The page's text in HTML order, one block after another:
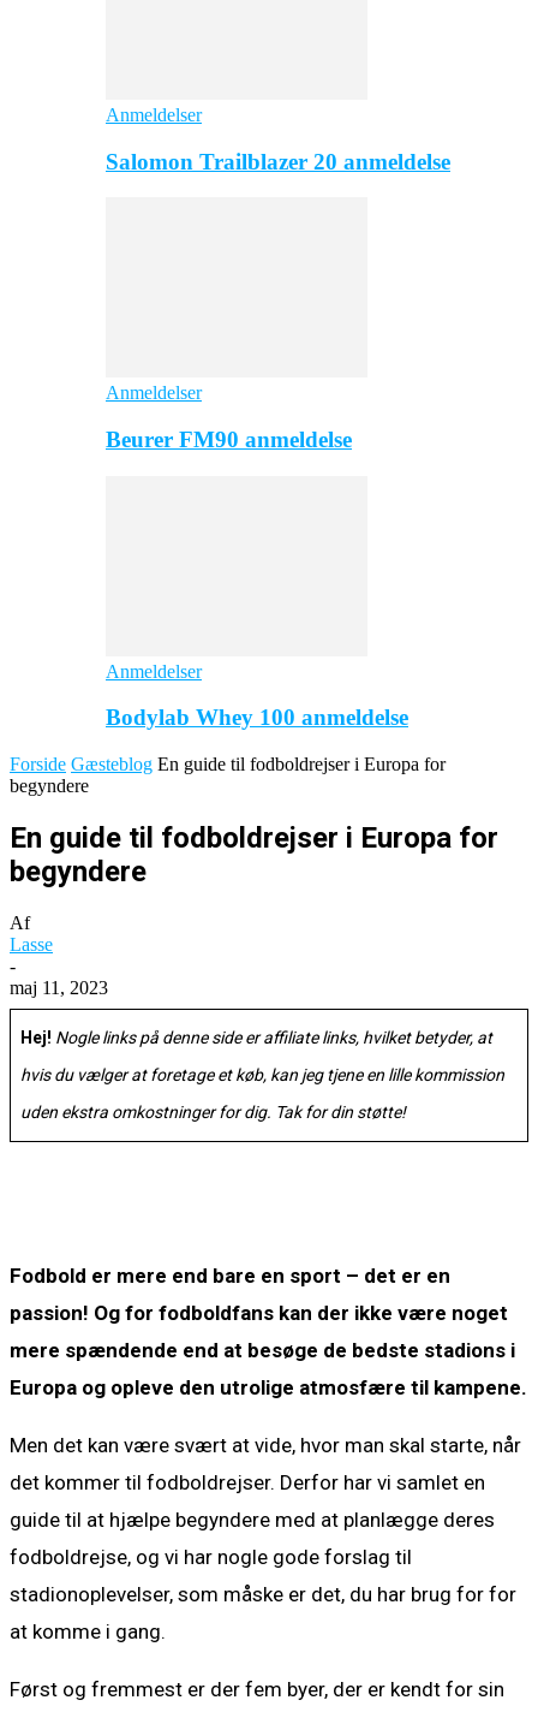
Anmeldelser
Salomon Trailblazer 20 anmeldelse
Anmeldelser
Beurer FM90 anmeldelse
Anmeldelser
Bodylab Whey 100 anmeldelse
Forside Gæsteblog En guide til fodboldrejser i Europa for
begyndere
En guide til fodboldrejser i Europa for
begyndere
Af
Lasse
-
maj 11, 2023
Hej! Nogle links på denne side er affiliate links, hvilket betyder, at
hvis du vælger at foretage et køb, kan jeg tjene en lille kommission
uden ekstra omkostninger for dig. Tak for din støtte!
Fodbold er mere end bare en sport – det er en
passion! Og for fodboldfans kan der ikke være noget
mere spændende end at besøge de bedste stadions i
Europa og opleve den utrolige atmosfære til kampene.
Men det kan være svært at vide, hvor man skal starte, når
det kommer til fodboldrejser. Derfor har vi samlet en
guide til at hjælpe begyndere med at planlægge deres
fodboldrejse, og vi har nogle gode forslag til
stadionoplevelser, som måske er det, du har brug for for
at komme i gang.
Først og fremmest er der fem byer, der er kendt for sin